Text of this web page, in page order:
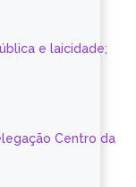
e laicidade;
Centro da